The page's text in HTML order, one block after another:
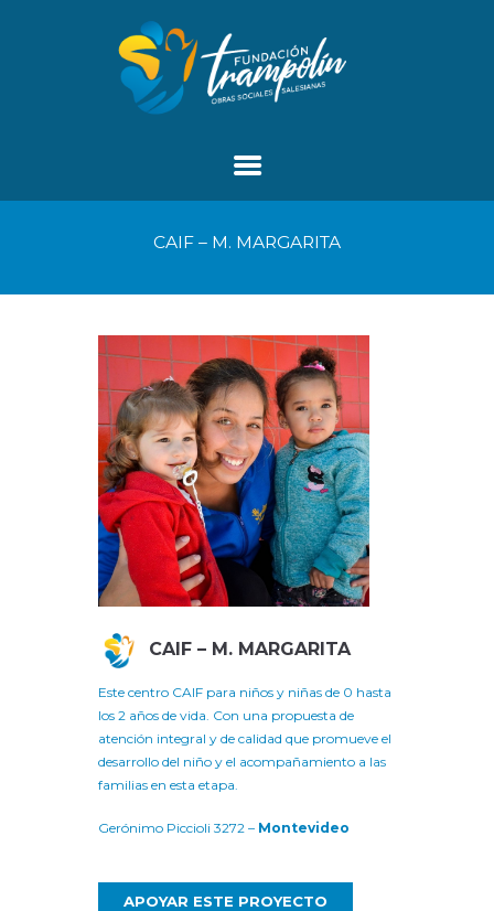
CAIF – M. MARGARITA
CAIF – M. MARGARITA
Este centro CAIF para niños y niñas de 0 hasta
los 2 años de vida. Con una propuesta de
atención integral y de calidad que promueve el
desarrollo del niño y el acompañamiento a las
familias en esta etapa.
Gerónimo Piccioli 3272 – Montevideo
APOYAR ESTE PROYECTO